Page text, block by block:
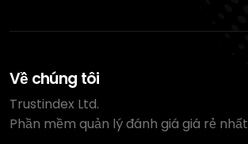
Về chúng tôi
Trustindex Ltd.
Phần mềm quản lý đánh giá giá rẻ nhất